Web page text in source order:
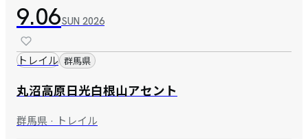
9.06SUN 2026
トレイル 群馬県
丸沼高原日光白根山アセント
群馬県 · トレイル